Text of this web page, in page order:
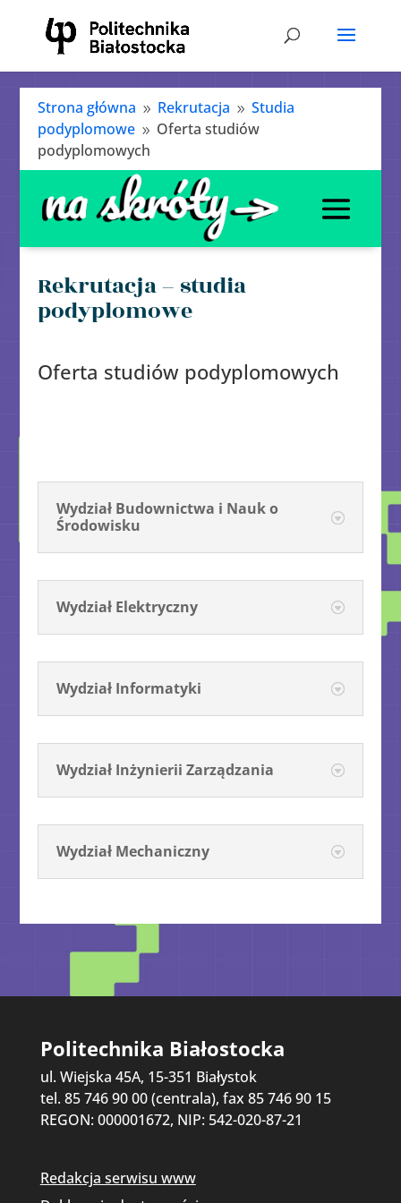
Strona główna 9 Rekrutacja 9 Studia
podyplomowe 9 Oferta studiów
podyplomowych
Rekrutacja – studia
podyplomowe
Oferta studiów podyplomowych
Wydział Budownictwa i Nauk o
Środowisku
Wydział Elektryczny
Wydział Informatyki
Wydział Inżynierii Zarządzania
Wydział Mechaniczny
Politechnika Białostocka
ul. Wiejska 45A, 15-351 Białystok
tel. 85 746 90 00 (centrala), fax 85 746 90 15
REGON: 000001672, NIP: 542-020-87-21
Redakcja serwisu www